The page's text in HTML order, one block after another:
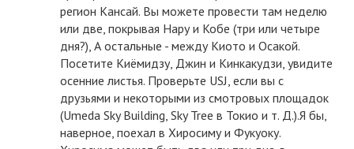
регион Кансай. Вы можете провести там неделю
или две, покрывая Нару и Кобе (три или четыре
дня?), А остальные - между Киото и Осакой.
Посетите Киёмидзу, Джин и Кинкакудзи, увидите
осенние листья. Проверьте USJ, если вы с
друзьями и некоторыми из смотровых площадок
(Umeda Sky Building, Sky Tree в Токио и т. Д.).Я бы,
наверное, поехал в Хиросиму и Фукуоку.